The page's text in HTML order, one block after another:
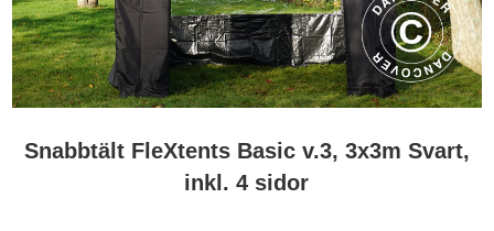
Snabbtält FleXtents Basic v.3, 3x3m Svart,
inkl. 4 sidor